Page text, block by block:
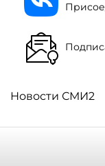
Новости СМИ2